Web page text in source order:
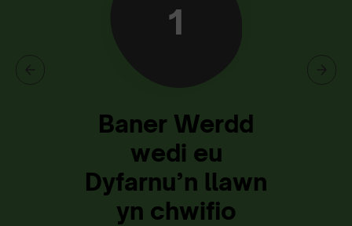
1
Baner Werdd
wedi eu
Dyfarnu’n llawn
yn chwifio